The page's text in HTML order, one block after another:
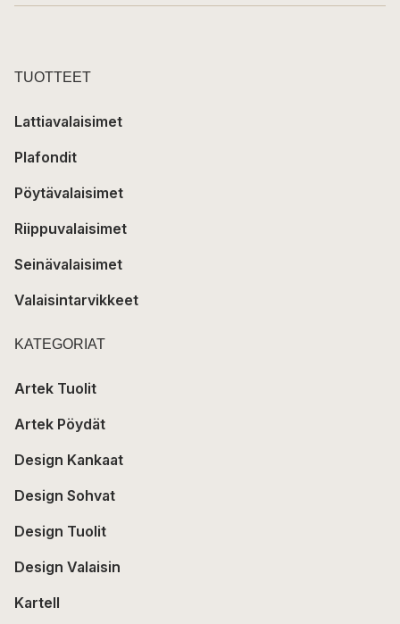
TUOTTEET
Lattiavalaisimet
Plafondit
Pöytävalaisimet
Riippuvalaisimet
Seinävalaisimet
Valaisintarvikkeet
KATEGORIAT
Artek Tuolit
Artek Pöydät
Design Kankaat
Design Sohvat
Design Tuolit
Design Valaisin
Kartell